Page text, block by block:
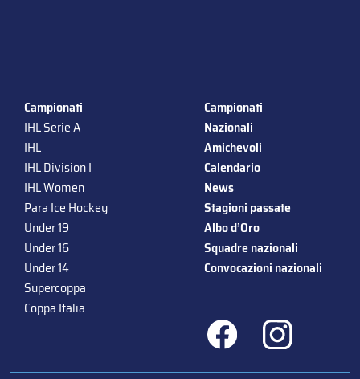
Campionati
IHL Serie A
IHL
IHL Division I
IHL Women
Para Ice Hockey
Under 19
Under 16
Under 14
Supercoppa
Coppa Italia
Campionati
Nazionali
Amichevoli
Calendario
News
Stagioni passate
Albo d’Oro
Squadre nazionali
Convocazioni nazionali